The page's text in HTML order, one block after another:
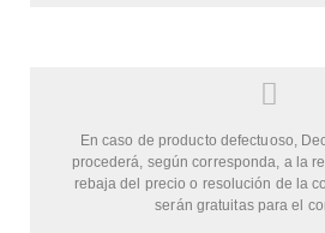
En caso de producto defectuoso,
procederá, según corresponda, a la
rebaja del precio o resolución de la
serán gratuitas para el